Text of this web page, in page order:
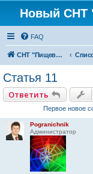
Новый СНТ
FAQ
СНТ "Пищевик" - возвращение на Главную страницу
Статья 11
Ответить
Первое новое
Pogranichnik
Администратор